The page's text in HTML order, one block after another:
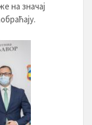
на значај